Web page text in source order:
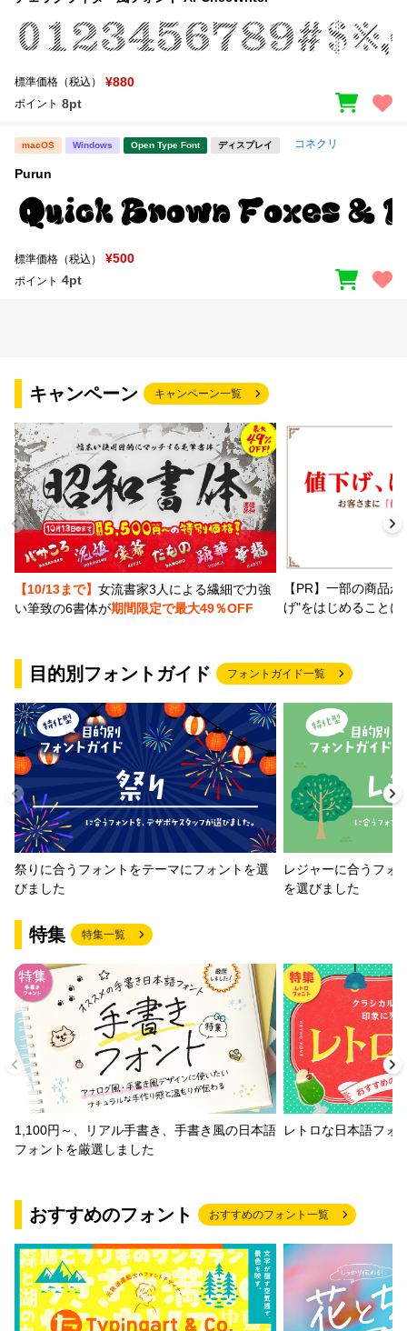
標準価格（税込） ¥880
ポイント 8pt
macOS Windows Open Type Font ディスプレイ コネクリ
Purun
標準価格（税込） ¥500
ポイント 4pt
キャンペーン キャンペーン一覧
【10/13まで】 女流書家3人による繊細で力強
い筆致の6書体が期間限定で最大49％OFF
【PR】一部の商品
げ"をはじめること
目的別フォントガイド フォントガイド一覧
祭りに合うフォントをテーマにフォントを選
びました
レジャーに合うフォ
を選びました
特集 特集一覧
1,100円～、リアル手書き、手書き風の日本語
フォントを厳選しました
レトロな日本語フォ
おすすめのフォント おすすめのフォント一覧